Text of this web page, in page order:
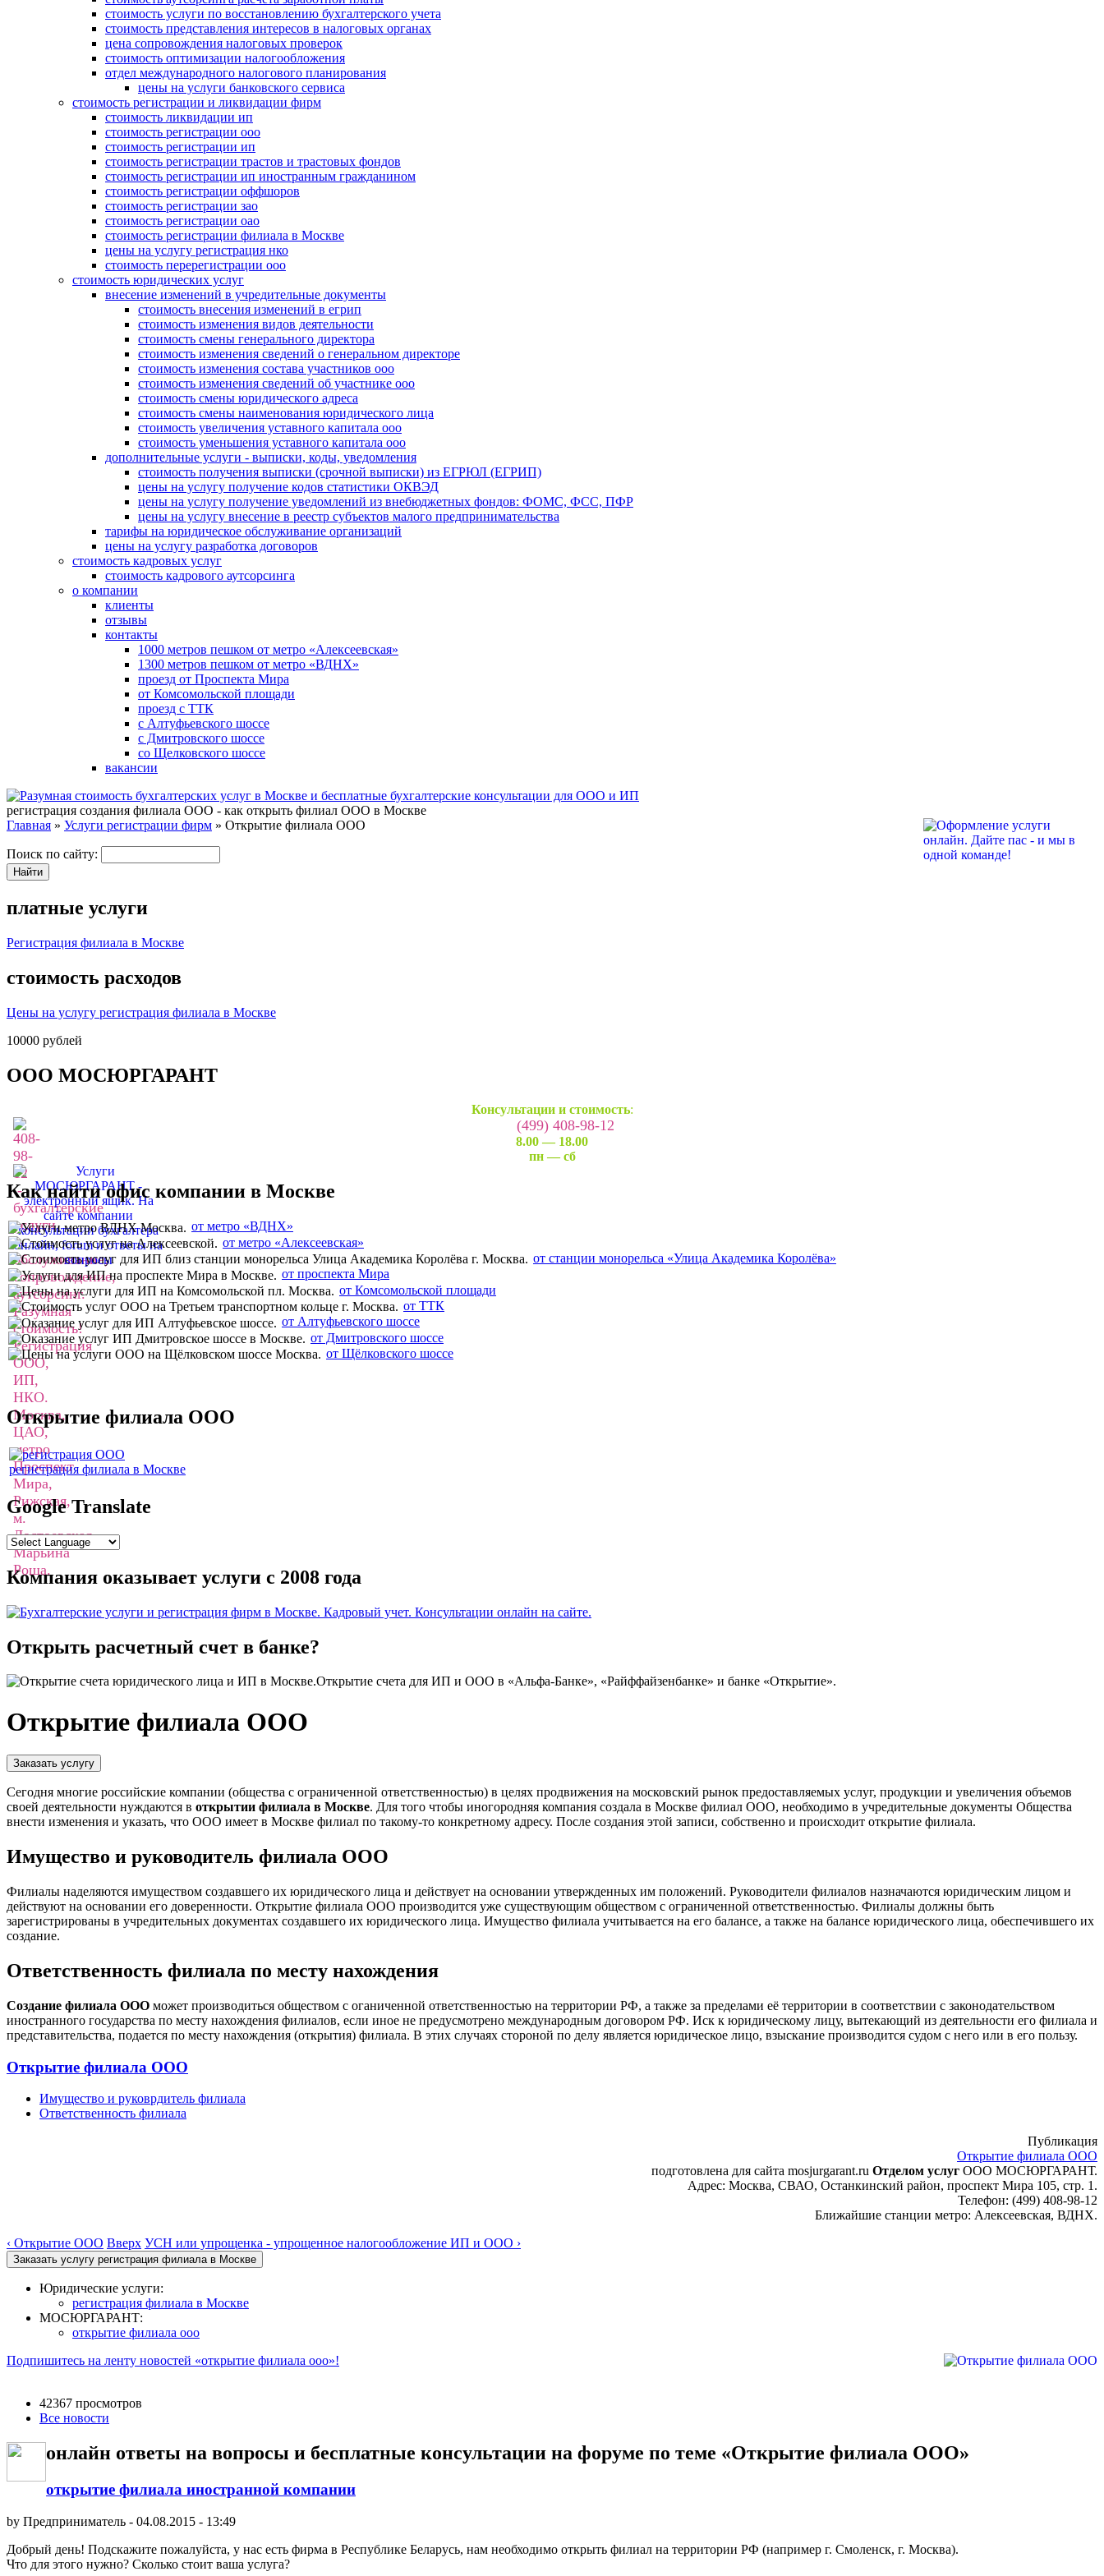
стоимость услуги по восстановлению бухгалтерского учета
стоимость представления интересов в налоговых органах
цена сопровождения налоговых проверок
стоимость оптимизации налогообложения
отдел международного налогового планирования
цены на услуги банковского сервиса
стоимость регистрации и ликвидации фирм
стоимость ликвидации ип
стоимость регистрации ооо
стоимость регистрации ип
стоимость регистрации трастов и трастовых фондов
стоимость регистрации ип иностранным гражданином
стоимость регистрации оффшоров
стоимость регистрации зао
стоимость регистрации оао
стоимость регистрации филиала в Москве
цены на услугу регистрация нко
стоимость перерегистрации ооо
стоимость юридических услуг
внесение изменений в учредительные документы
стоимость внесения изменений в егрип
стоимость изменения видов деятельности
стоимость смены генерального директора
стоимость изменения сведений о генеральном директоре
стоимость изменения состава участников ооо
стоимость изменения сведений об участнике ооо
стоимость смены юридического адреса
стоимость смены наименования юридического лица
стоимость увеличения уставного капитала ооо
стоимость уменьшения уставного капитала ооо
дополнительные услуги - выписки, коды, уведомления
стоимость получения выписки (срочной выписки) из ЕГРЮЛ (ЕГРИП)
цены на услугу получение кодов статистики ОКВЭД
цены на услугу получение уведомлений из внебюджетных фондов: ФОМС, ФСС, ПФР
цены на услугу внесение в реестр субъектов малого предпринимательства
тарифы на юридическое обслуживание организаций
цены на услугу разработка договоров
стоимость кадровых услуг
стоимость кадрового аутсорсинга
о компании
клиенты
отзывы
контакты
1000 метров пешком от метро «Алексеевская»
1300 метров пешком от метро «ВДНХ»
проезд от Проспекта Мира
от Комсомольской площади
проезд с ТТК
с Алтуфьевского шоссе
с Дмитровского шоссе
со Щелковского шоссе
вакансии
регистрация создания филиала ООО - как открыть филиал ООО в Москве
Главная » Услуги регистрации фирм » Открытие филиала ООО
Поиск по сайту:
платные услуги
Регистрация филиала в Москве
стоимость расходов
Цены на услугу регистрация филиала в Москве
10000 рублей
ООО МОСЮРГАРАНТ
Консультации и стоимость:
(499) 408-98-12
8.00 — 18.00
пн — сб
Как найти офис компании в Москве
от метро «ВДНХ»
от метро «Алексеевская»
от станции монорельса «Улица Академика Королёва»
от проспекта Мира
от Комсомольской площади
от ТТК
от Алтуфьевского шоссе
от Дмитровского шоссе
от Щёлковского шоссе
Открытие филиала ООО
регистрация филиала в Москве
Google Translate
Компания оказывает услуги с 2008 года
Открыть расчетный счет в банке?
Открытие счета для ИП и ООО в «Альфа-Банке», «Райффайзенбанке» и банке «Открытие».
Открытие филиала ООО
Сегодня многие российские компании (общества с ограниченной ответственностью) в целях продвижения на московский рынок предоставляемых услуг, продукции и увеличения объемов
своей деятельности нуждаются в открытии филиала в Москве. Для того чтобы иногородняя компания создала в Москве филиал ООО, необходимо в учредительные документы Общества
внести изменения и указать, что ООО имеет в Москве филиал по такому-то конкретному адресу. После создания этой записи, собственно и происходит открытие филиала.
Имущество и руководитель филиала ООО
Филиалы наделяются имуществом создавшего их юридического лица и действует на основании утвержденных им положений. Руководители филиалов назначаются юридическим лицом и
действуют на основании его доверенности. Открытие филиала ООО производится уже существующим обществом с ограниченной ответственностью. Филиалы должны быть
зарегистрированы в учредительных документах создавшего их юридического лица. Имущество филиала учитывается на его балансе, а также на балансе юридического лица, обеспечившего их
создание.
Ответственность филиала по месту нахождения
Создание филиала ООО может производиться обществом с оганиченной ответственностью на территории РФ, а также за пределами её территории в соответствии с законодательством
иностранного государства по месту нахождения филиалов, если иное не предусмотрено международным договором РФ. Иск к юридическому лицу, вытекающий из деятельности его филиала и
представительства, подается по месту нахождения (открытия) филиала. В этих случаях стороной по делу является юридическое лицо, взыскание производится судом с него или в его пользу.
Открытие филиала ООО
Имущество и руковрдитель филиала
Ответственность филиала
Публикация
Открытие филиала ООО
подготовлена для сайта mosjurgarant.ru Отделом услуг ООО МОСЮРГАРАНТ.
Адрес: Москва, СВАО, Останкинский район, проспект Мира 105, стр. 1.
Телефон: (499) 408-98-12
Ближайшие станции метро: Алексеевская, ВДНХ.
‹ Открытие ООО Вверх УСН или упрощенка - упрощенное налогообложение ИП и ООО ›
Юридические услуги:
регистрация филиала в Москве
МОСЮРГАРАНТ:
открытие филиала ооо
Подпишитесь на ленту новостей «открытие филиала ооо»!
42367 просмотров
Все новости
онлайн ответы на вопросы и бесплатные консультации на форуме по теме «Открытие филиала ООО»
открытие филиала иностранной компании
by Предприниматель - 04.08.2015 - 13:49
Добрый день! Подскажите пожалуйста, у нас есть фирма в Республике Беларусь, нам необходимо открыть филиал на территории РФ (например г. Смоленск, г. Москва).
Что для этого нужно? Сколько стоит ваша услуга?